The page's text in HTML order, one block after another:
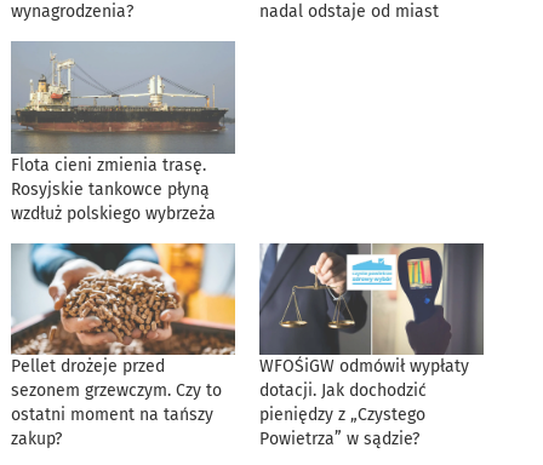
wynagrodzenia?
nadal odstaje od miast
Flota cieni zmienia trasę.
Rosyjskie tankowce płyną
wzdłuż polskiego wybrzeża
Pellet drożeje przed
sezonem grzewczym. Czy to
ostatni moment na tańszy
zakup?
WFOŚiGW odmówił wypłaty
dotacji. Jak dochodzić
pieniędzy z „Czystego
Powietrza” w sądzie?